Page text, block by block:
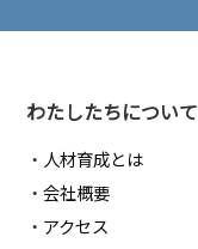
わたしたちについて
人材育成とは
会社概要
アクセス